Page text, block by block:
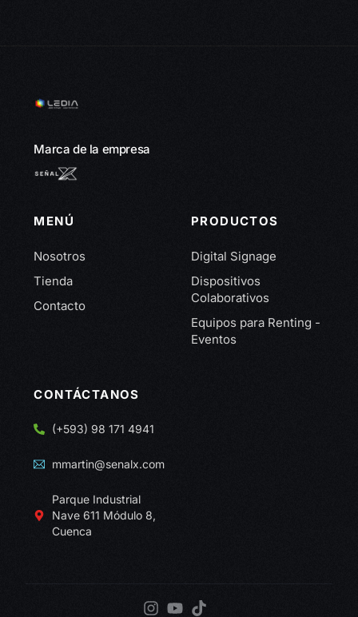
Marca de la empresa
MENÚ
Nosotros
Tienda
Contacto
PRODUCTOS
Digital Signage
Dispositivos
Colaborativos
Equipos para Renting -
Eventos
CONTÁCTANOS
(+593) 98 171 4941
mmartin@senalx.com
Parque Industrial
Nave 611 Módulo 8,
Cuenca